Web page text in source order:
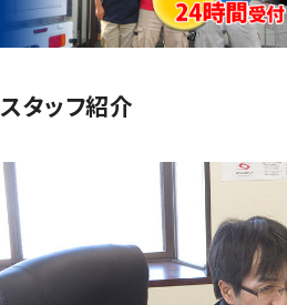
保有車両
お問い合わせ
スタッフ紹介